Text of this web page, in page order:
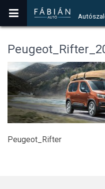
Peugeot_Rifter